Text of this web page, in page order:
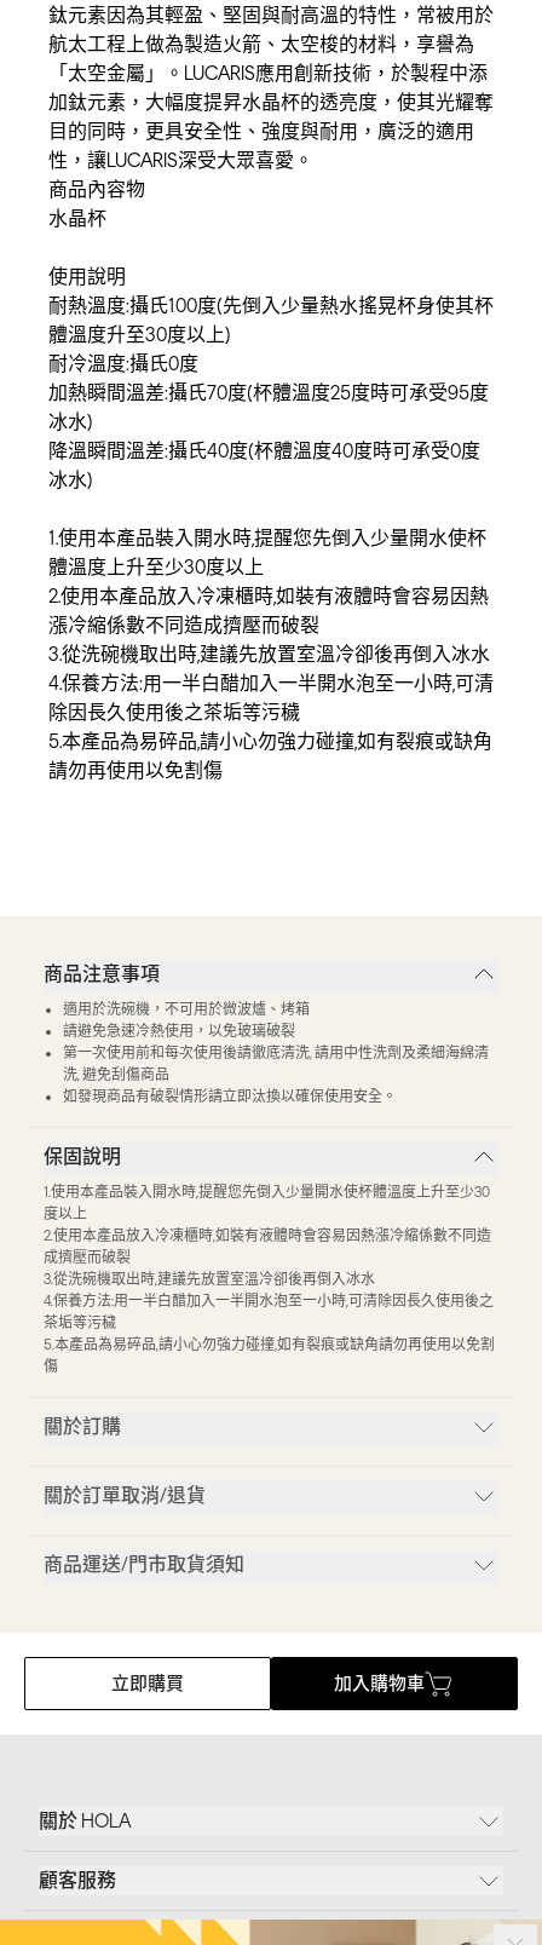
鈦元素因為其輕盈、堅固與耐高溫的特性，常被用於
航太工程上做為製造火箭、太空梭的材料，享譽為
「太空金屬」。LUCARIS應用創新技術，於製程中添
加鈦元素，大幅度提昇水晶杯的透亮度，使其光耀奪
目的同時，更具安全性、強度與耐用，廣泛的適用
性，讓LUCARIS深受大眾喜愛。
商品內容物
水晶杯
使用說明
耐熱溫度:攝氏100度(先倒入少量熱水搖晃杯身使其杯
體溫度升至30度以上)
耐冷溫度:攝氏0度
加熱瞬間溫差:攝氏70度(杯體溫度25度時可承受95度
冰水)
降溫瞬間溫差:攝氏40度(杯體溫度40度時可承受0度
冰水)
1.使用本產品裝入開水時,提醒您先倒入少量開水使杯
體溫度上升至少30度以上
2.使用本產品放入冷凍櫃時,如裝有液體時會容易因熱
漲冷縮係數不同造成擠壓而破裂
3.從洗碗機取出時,建議先放置室溫冷卻後再倒入冰水
4.保養方法:用一半白醋加入一半開水泡至一小時,可清
除因長久使用後之茶垢等污穢
5.本產品為易碎品,請小心勿強力碰撞,如有裂痕或缺角
請勿再使用以免割傷
商品注意事項
適用於洗碗機，不可用於微波爐、烤箱
請避免急速冷熱使用，以免玻璃破裂
第一次使用前和每次使用後請徹底清洗, 請用中性洗劑及柔細海綿清
洗, 避免刮傷商品
如發現商品有破裂情形請立即汰換以確保使用安全。
保固說明
1.使用本產品裝入開水時,提醒您先倒入少量開水使杯體溫度上升至少30
度以上
2.使用本產品放入冷凍櫃時,如裝有液體時會容易因熱漲冷縮係數不同造
成擠壓而破裂
3.從洗碗機取出時,建議先放置室溫冷卻後再倒入冰水
4.保養方法:用一半白醋加入一半開水泡至一小時,可清除因長久使用後之
茶垢等污穢
5.本產品為易碎品,請小心勿強力碰撞,如有裂痕或缺角請勿再使用以免割
傷
關於訂購
關於訂單取消/退貨
商品運送/門市取貨須知
立即購買 加入購物車
關於 HOLA
顧客服務